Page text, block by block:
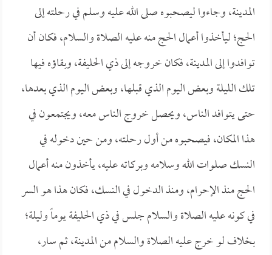
المدينة، وجاءوا ليصحبوه صلى الله عليه وسلم في رحلته إلى
الحج؛ ليأخذوا أعمال الحج منه عليه الصلاة والسلام، فكان أن
توافدوا إلى المدينة، فكان خروجه إلى ذي الحليفة، وبقاؤه فيها
تلك الليلة وبعض اليوم الذي قبلها، وبعض اليوم الذي بعدها،
حتى يتوافد الناس، ويحصل خروج الناس معه، ويجتمعون في
هذا المكان، فيصحبوه من أول رحلته، ومن حين دخوله في
النسك صلوات الله وسلامه وبركاته عليه، يأخذون منه أعمال
الحج منذ الإحرام، ومنذ الدخول في النسك، فكان هذا هو السر
في كونه عليه الصلاة والسلام جلس في ذي الحليفة يوماً وليلة؛
بخلاف لو خرج عليه الصلاة والسلام من المدينة، ثم سار،